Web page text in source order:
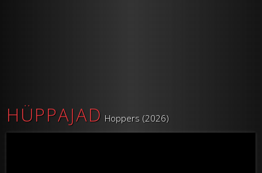
HÜPPAJAD Hoppers (2026)